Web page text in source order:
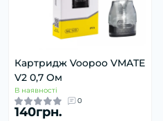
Картридж Voopoo VMATE
V2 0,7 Ом
В наявності
0
140грн.